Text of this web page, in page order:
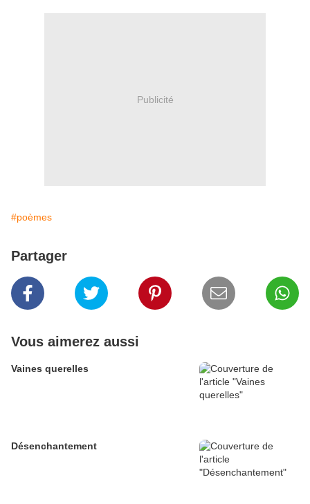
Publicité
#poèmes
Partager
Vous aimerez aussi
Vaines querelles
Désenchantement